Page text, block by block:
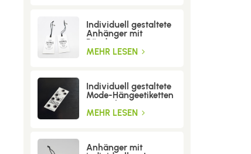
Individuell gestaltete
Anhänger mit
Bändern
MEHR LESEN
Individuell gestaltete
Mode-Hängeetiketten
mit Löchern
MEHR LESEN
Anhänger mit